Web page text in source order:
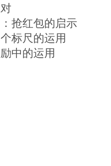
抢红包的启示
标尺的运用
中的运用